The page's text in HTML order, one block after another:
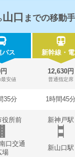
山口 までの移動
バス 新幹線・
最安値
12,630円
普通指定席
35分 1時間45分
役所前
新神戸駅
口交通
場
新山口駅